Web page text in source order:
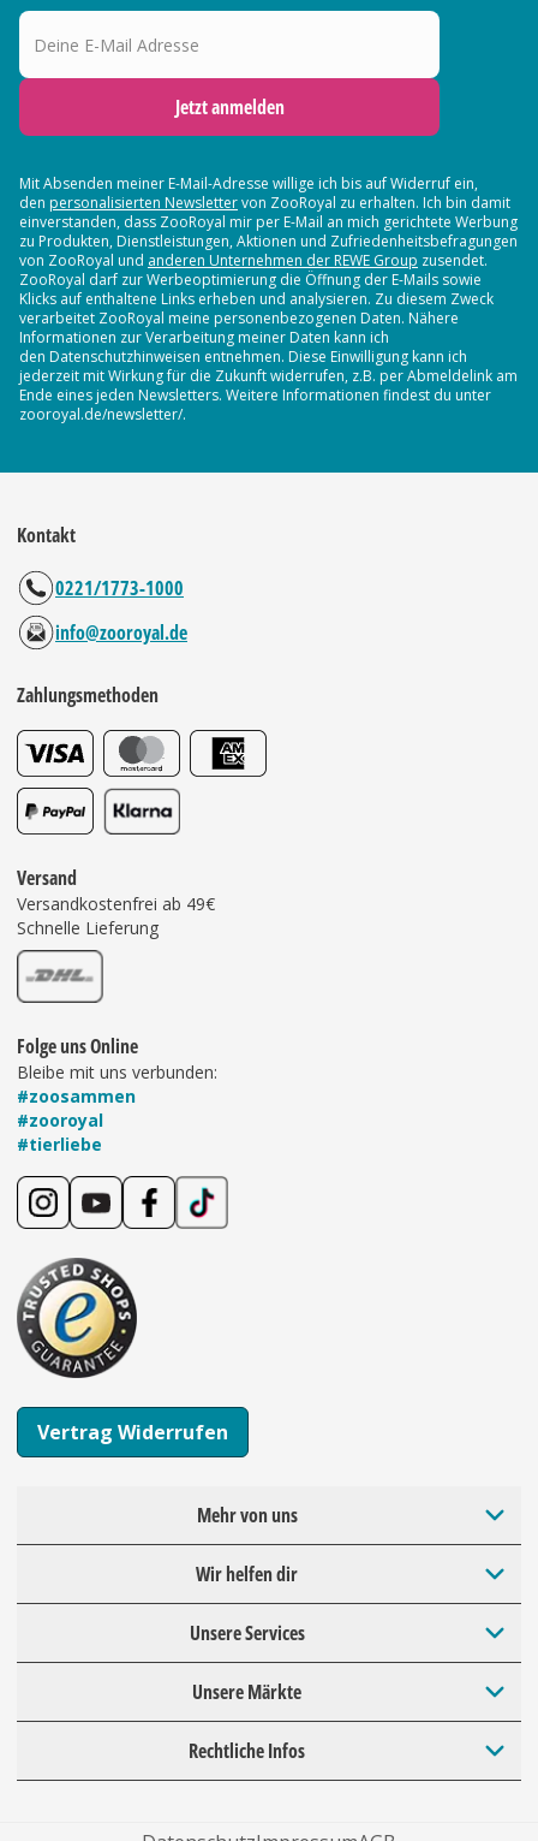
Deine E-Mail Adresse
Jetzt anmelden
Mit Absenden meiner E-Mail-Adresse willige ich bis auf Widerruf ein,
den personalisierten Newslettervon ZooRoyal zu erhalten. Ich bin damit
einverstanden, dass ZooRoyal mir per E-Mail an mich gerichtete Werbung
zu Produkten, Dienstleistungen, Aktionen und Zufriedenheitsbefragungen
von ZooRoyal und anderen Unternehmen der REWE Group zusendet.
ZooRoyal darf zur Werbeoptimierung die Öffnung der E-Mails sowie
Klicks auf enthaltene Links erheben und analysieren. Zu diesem Zweck
verarbeitet ZooRoyal meine personenbezogenen Daten. Nähere
Informationen zur Verarbeitung meiner Daten kann ich
den Datenschutzhinweisen entnehmen. Diese Einwilligung kann ich
jederzeit mit Wirkung für die Zukunft widerrufen, z.B. per Abmeldelink am
Ende eines jeden Newsletters. Weitere Informationen findest du unter
zooroyal.de/newsletter/.
Kontakt
0221/1773-1000
info@zooroyal.de
Zahlungsmethoden
Versand
Versandkostenfrei ab 49€
Schnelle Lieferung
Folge uns Online
Bleibe mit uns verbunden:
#zoosammen
#zooroyal
#tierliebe
Vertrag Widerrufen
Mehr von uns
Wir helfen dir
Unsere Services
Unsere Märkte
Rechtliche Infos